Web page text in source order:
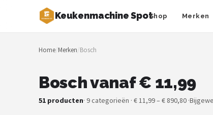
Keukenmachine SpotShop Merken
Zoeken
NAVIGATIE
Merken
Home/Merken/Bosch
Bosch vanaf € 11,99
51 producten· 9 categorieën · € 11,99 – € 890,80 ·